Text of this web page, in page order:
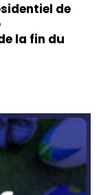
de
la fin du